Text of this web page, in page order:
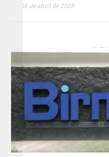
16 de abril de 2025